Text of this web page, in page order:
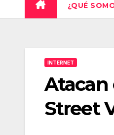
¿QUÉ
INTERNET
Atacan
Street